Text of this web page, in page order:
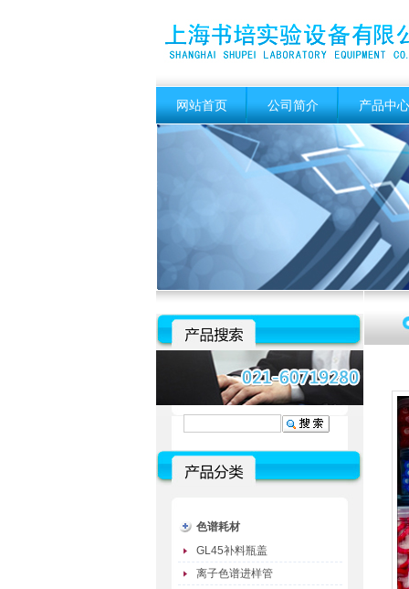
网站首页 公司简介 产品中心
色谱耗材
GL45补料瓶盖
离子色谱进样管